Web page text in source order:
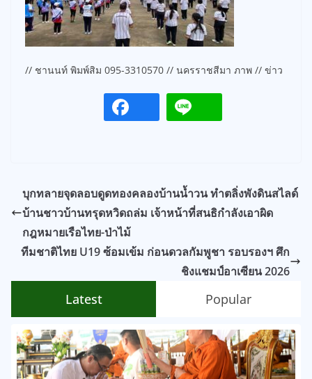
// ชานนท์ พิมพ์สิม 095-3310570 // นครราชสีมา ภาพ // ข่าว
บุกทลายจุดลอบดูดทองคลองบ้านน้ำวน ทำตลิ่งพังดินสไลด์
บ้านชาวบ้านทรุดหวิดถล่ม เจ้าหน้าที่สนธิกำลังเอาผิด
กฎหมายเรือไทย-ป่าไม้
ทีมชาติไทย U19 ซ้อมเข้ม ก่อนดวลกัมพูชา รอบรองฯ ศึก
ชิงแชมป์อาเซียน 2026
Latest Popular